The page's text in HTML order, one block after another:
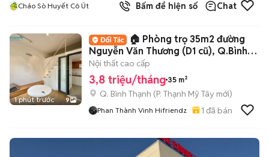
Cháo Sò Huyết Cô Út Bấm để hiện số Chat
1 phút trước 9
🏠 Phòng trọ 35m2 đường
Nguyễn Văn Thương (D1 cũ), Q.Bình
Thạnh ✨
Nội thất cao cấp
3,8 triệu/tháng 35 m²
Q. Bình Thạnh (P. Thạnh Mỹ Tây mới)
Phan Thành Vinh Hifriendz 1 đã bán